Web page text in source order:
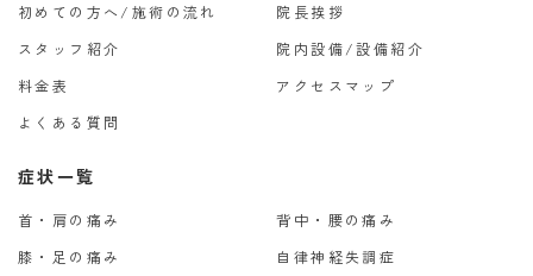
初めての方へ/施術の流れ
院長挨拶
スタッフ紹介
院内設備/設備紹介
料金表
アクセスマップ
よくある質問
症状一覧
首・肩の痛み
背中・腰の痛み
膝・足の痛み
自律神経失調症